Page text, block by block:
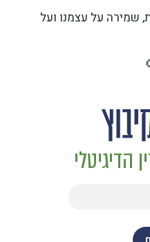
שמירה על עצמנו ועל
הדיגיטלי